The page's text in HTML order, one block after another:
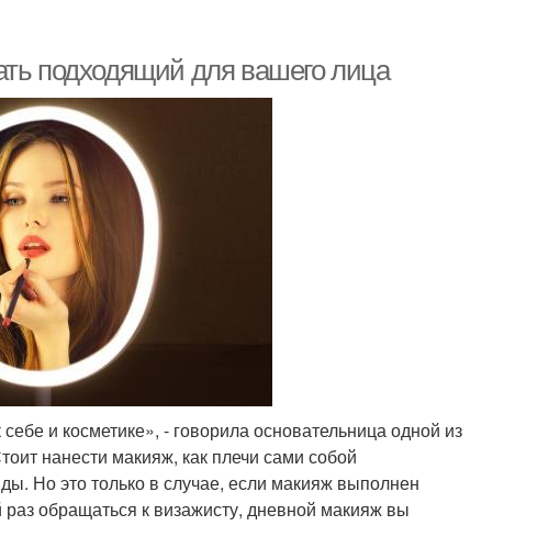
подходящий для вашего лица
и косметике», - говорила основательница одной из
нанести макияж, как плечи сами собой
Но это только в случае, если макияж выполнен
обращаться к визажисту, дневной макияж вы